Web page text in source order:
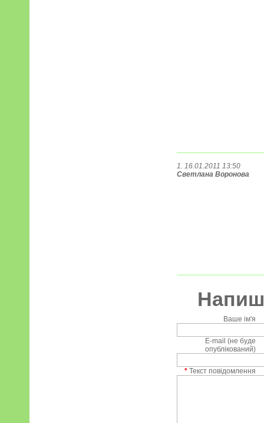
1. 16.01.2011 13:50
Светлана Воронова
Ваше ім'я
E-mail (не буде
опублікований)
* Текст повідомлення